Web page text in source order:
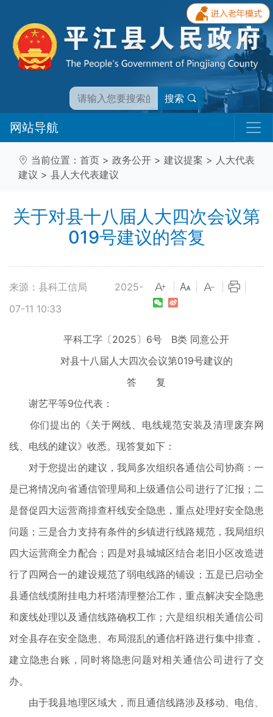
搜索
网站导航
当前位置： 首页 > 政务公开 > 建议提案 > 人大代表
建议 > 县人大代表建议
关于对县十八届人大四次会议第
019号建议的答复
来源：县科工信局
2025-
07-11 10:33
平科工字〔2025〕6号 B类 同意公开
对县十八届人大四次会议第019号建议的
答 复
谢艺平等9位代表：
你们提出的《关于网线、电线规范安装及清理废弃网
线、电线的建议》收悉。现答复如下：
对于您提出的建议，我局多次组织各通信公司协商：一
是已将情况向省通信管理局和上级通信公司进行了汇报；二
是督促四大运营商排查杆线安全隐患，重点处理好安全隐患
问题；三是合力支持有条件的乡镇进行线路规范，我局组织
四大运营商全力配合；四是对县城城区结合老旧小区改造进
行了四网合一的建设规范了弱电线路的铺设；五是已启动全
县通信线缆附挂电力杆塔清理整治工作，重点解决安全隐患
和废线处理以及通信线路确权工作；六是组织相关通信公司
对全县存在安全隐患、布局混乱的通信杆路进行集中排查，
建立隐患台账，同时将隐患问题对相关通信公司进行了交
办。
由于我县地理区域大，而且通信线路涉及移动、电信、